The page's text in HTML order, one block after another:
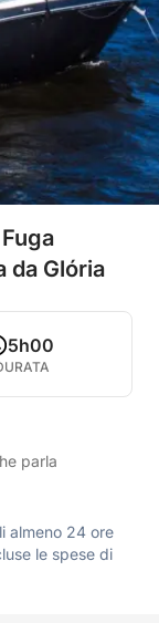
da Glória
5h00
parla
almeno 24 ore
le spese di